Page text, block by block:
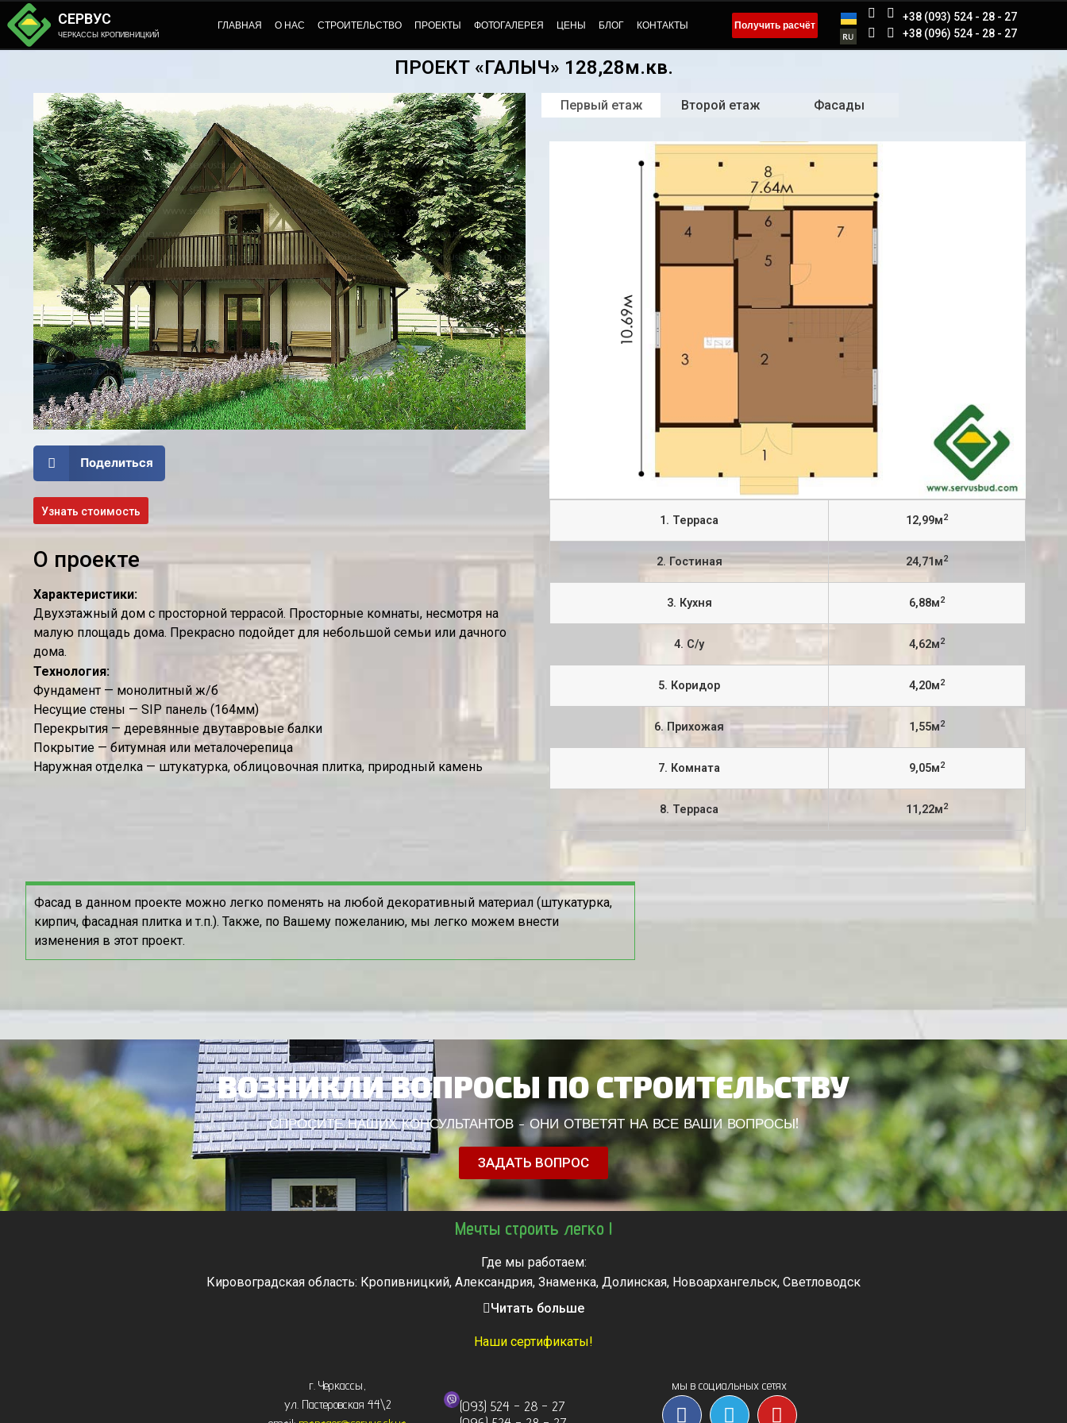
СЕРВУС
ЧЕРКАССЫ КРОПИВНИЦКИЙ
ГЛАВНАЯ О НАС СТРОИТЕЛЬСТВО ПРОЕКТЫ ФОТОГАЛЕРЕЯ ЦЕНЫ БЛОГ КОНТАКТЫ Получить расчёт
+38 (093) 524 - 28 - 27
+38 (096) 524 - 28 - 27
ПРОЕКТ «ГАЛЫЧ» 128,28м.кв.
Поделиться
Узнать стоимость
О проекте
Характеристики:
Двухэтажный дом с просторной террасой. Просторные комнаты, несмотря на
малую площадь дома. Прекрасно подойдет для небольшой семьи или дачного
дома.
Технология:
Фундамент — монолитный ж/б
Несущие стены — SIP панель (164мм)
Перекрытия — деревянные двутавровые балки
Покрытие — битумная или металочерепица
Наружная отделка — штукатурка, облицовочная плитка, природный камень
Первый етаж Второй етаж Фасады
1. Терраса 12,99м2
2. Гостиная 24,71м2
3. Кухня 6,88м2
4. С/у 4,62м2
5. Коридор 4,20м2
6. Прихожая 1,55м2
7. Комната 9,05м2
8. Терраса 11,22м2
Фасад в данном проекте можно легко поменять на любой декоративный материал (штукатурка,
кирпич, фасадная плитка и т.п.). Также, по Вашему пожеланию, мы легко можем внести
изменения в этот проект.
ВОЗНИКЛИ ВОПРОСЫ ПО СТРОИТЕЛЬСТВУ
СПРОСИТЕ НАШИХ КОНСУЛЬТАНТОВ - ОНИ ОТВЕТЯТ НА ВСЕ ВАШИ ВОПРОСЫ!
ЗАДАТЬ ВОПРОС
Мечты строить легко !
Где мы работаем:
Кировоградская область: Кропивницкий, Александрия, Знаменка, Долинская, Новоархангельск, Светловодск
Черкасская область: Ватутино, Городище, Жашков, Звенигородка, Золотоноша, Каменка, Канев, Корсунь-Шевченковский,
Читать больше
Наши сертификаты!
г. Черкассы,
ул. Пастеровская 44\2
(093) 524 - 28 - 27
мы в социальных сетях